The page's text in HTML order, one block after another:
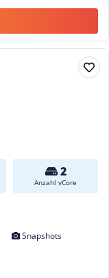
2
Anzahl vCore
Snapshots